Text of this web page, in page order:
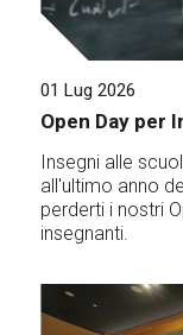
01 Lug 2026
Open Day per
Insegni alle
all'ultimo anno
perderti i nostri
insegnanti.